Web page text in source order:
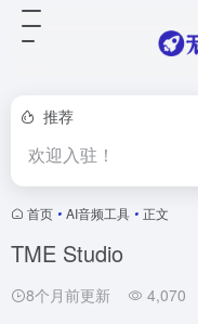
推荐
欢迎入驻！
首页 • AI音频工具 • 正文
TME Studio
8个月前更新 4,070